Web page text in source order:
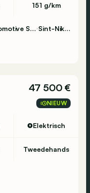
151 g/km
Used Cars Center - Hedin Automotive Sint-Niklaas Sint-Niklaas
47 500 €
NIEUW
Elektrisch
Tweedehands